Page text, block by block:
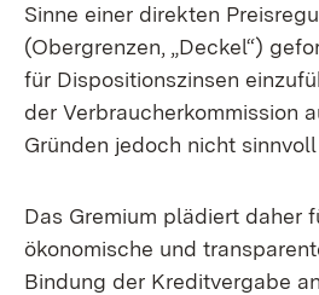
Sinne einer direkten
(Obergrenzen, „Deckel“)
für Dispositionszinsen
der Verbraucherkommission
Gründen jedoch nicht
Das Gremium plädiert daher
ökonomische und
Bindung der Kreditvergabe